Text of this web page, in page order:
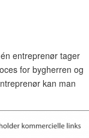
entreprenør tager
for bygherren og
kan man